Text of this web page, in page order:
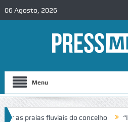
06 Agosto, 2026
Menu
praias fluviais do concelho